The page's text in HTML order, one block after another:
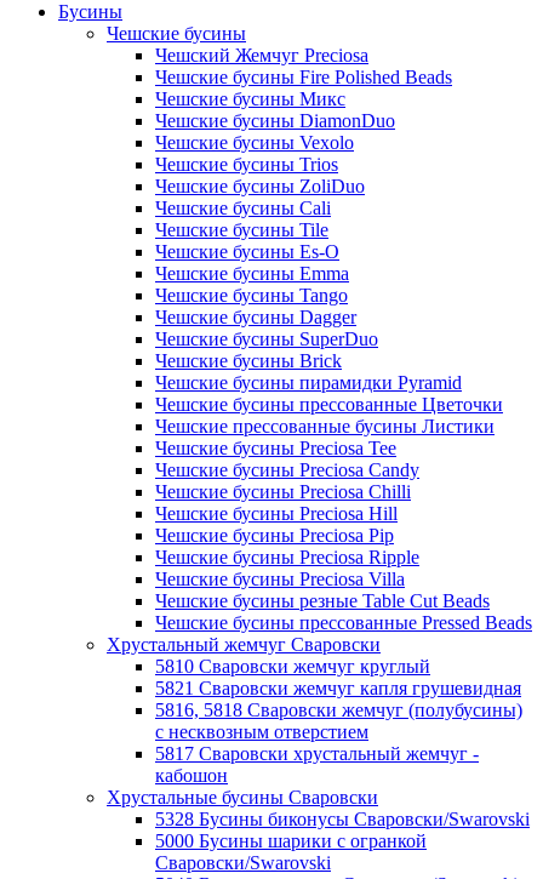
Бусины
Чешские бусины
Чешский Жемчуг Preciosa
Чешские бусины Fire Polished Beads
Чешские бусины Микс
Чешские бусины DiamonDuo
Чешские бусины Vexolo
Чешские бусины Trios
Чешские бусины ZoliDuo
Чешские бусины Cali
Чешские бусины Tile
Чешские бусины Es-O
Чешские бусины Emma
Чешские бусины Tango
Чешские бусины Dagger
Чешские бусины SuperDuo
Чешские бусины Brick
Чешские бусины пирамидки Pyramid
Чешские бусины прессованные Цветочки
Чешские прессованные бусины Листики
Чешские бусины Preciosa Tee
Чешские бусины Preciosa Candy
Чешские бусины Preciosa Chilli
Чешские бусины Preciosa Hill
Чешские бусины Preciosa Pip
Чешские бусины Preciosa Ripple
Чешские бусины Preciosa Villa
Чешские бусины резные Table Cut Beads
Чешские бусины прессованные Pressed Beads
Хрустальный жемчуг Сваровски
5810 Сваровски жемчуг круглый
5821 Сваровски жемчуг капля грушевидная
5816, 5818 Сваровски жемчуг (полубусины)
с несквозным отверстием
5817 Сваровски хрустальный жемчуг -
кабошон
Хрустальные бусины Сваровски
5328 Бусины биконусы Сваровски/Swarovski
5000 Бусины шарики с огранкой
Сваровски/Swarovski